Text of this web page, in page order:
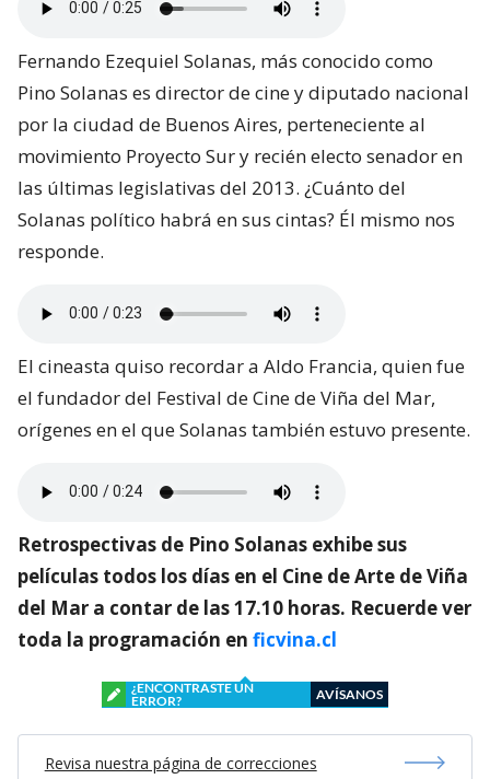
Fernando Ezequiel Solanas, más conocido como
Pino Solanas es director de cine y diputado nacional
por la ciudad de Buenos Aires, perteneciente al
movimiento Proyecto Sur y recién electo senador en
las últimas legislativas del 2013. ¿Cuánto del
Solanas político habrá en sus cintas? Él mismo nos
responde.
El cineasta quiso recordar a Aldo Francia, quien fue
el fundador del Festival de Cine de Viña del Mar,
orígenes en el que Solanas también estuvo presente.
Retrospectivas de Pino Solanas exhibe sus
películas todos los días en el Cine de Arte de Viña
del Mar a contar de las 17.10 horas. Recuerde ver
toda la programación en ficvina.cl
¿ENCONTRASTE UN
ERROR?
AVÍSANOS
Revisa nuestra página de correcciones